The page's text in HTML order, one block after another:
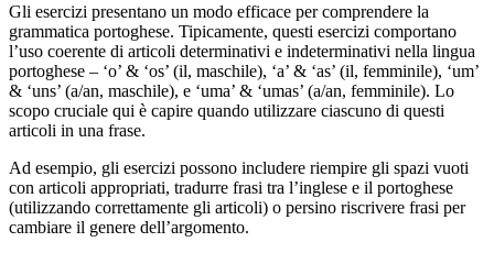
Gli esercizi presentano un modo efficace per comprendere la
grammatica portoghese. Tipicamente, questi esercizi comportano
l’uso coerente di articoli determinativi e indeterminativi nella lingua
portoghese – ‘o’ & ‘os’ (il, maschile), ‘a’ & ‘as’ (il, femminile), ‘um’
& ‘uns’ (a/an, maschile), e ‘uma’ & ‘umas’ (a/an, femminile). Lo
scopo cruciale qui è capire quando utilizzare ciascuno di questi
articoli in una frase.
Ad esempio, gli esercizi possono includere riempire gli spazi vuoti
con articoli appropriati, tradurre frasi tra l’inglese e il portoghese
(utilizzando correttamente gli articoli) o persino riscrivere frasi per
cambiare il genere dell’argomento.